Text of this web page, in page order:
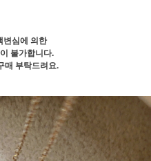
변심에 의한
불가합니다.
매 부탁드려요.